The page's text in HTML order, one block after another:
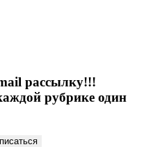
рассылку!!!
рубрике один